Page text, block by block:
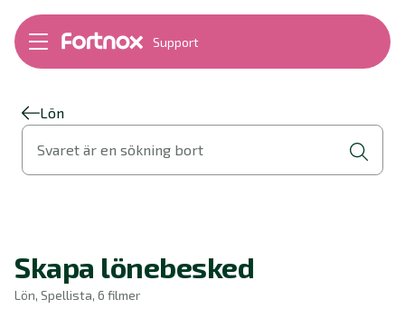
Support
Bokföring
Fakturering
Byt till Fortnox
Felsökning
Support Play
Nyheter
Ordlista
Lön
Svaret är en sökning bort
Skapa lönebesked
Lön, Spellista, 6 filmer